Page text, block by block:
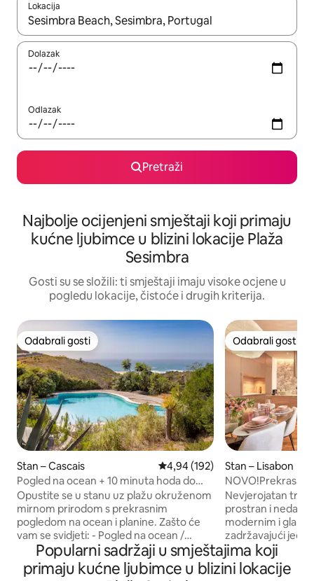
Lokacija
Kada budu dostupni rezultati, moći ćete ih pregledati
Dolazak
Odlazak
Pretraži
Najbolje ocijenjeni smještaji koji primaju
kućne ljubimce u blizini lokacije Plaža
Sesimbra
Gosti su se složili: ti smještaji imaju visoke ocjene u
pogledu lokacije, čistoće i drugih kriterija.
Odabrali gosti
Odabrali gosti
Stan – Cascais Prosječna ocjena: 4,94/5,
4,94 (192)
Pogled na ocean + 10 minuta hoda do
plaže + mirna priroda
Opustite se u stanu uz plažu okruženom
mirnom prirodom s prekrasnim
pogledom na ocean i planine. Zašto će
vam se svidjeti: - Pogled na ocean /
zalazak sunca – Prostrani bazen okružen
bujnim zelenilom – Veliki organski vrt sa
svježim povrćem, začinskim biljem i
Odabrali gosti
Odabrali gosti
Stan – Lisabon
NOVO!Prekrasan
Nevjerojatan
prostran i
modernim i
zadržavajući
detalje. Potpuno
uređajem i liftom
su vam potrebni
Popularni sadržaji u smještajima koji
primaju kućne ljubimce u blizini lokacije